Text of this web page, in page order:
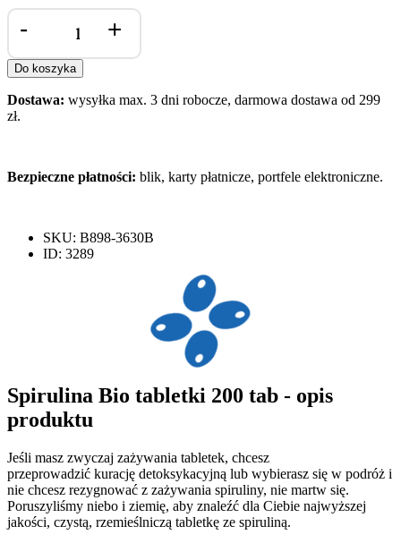
ilość
Spirulina
tabletki
200
tab
- +
Do koszyka
Dostawa: wysyłka max. 3 dni robocze, darmowa dostawa od 299
zł.
Bezpieczne płatności: blik, karty płatnicze, portfele elektroniczne.
SKU: B898-3630B
ID: 3289
Spirulina Bio tabletki 200 tab - opis
produktu
Jeśli masz zwyczaj zażywania tabletek, chcesz
przeprowadzić kurację detoksykacyjną lub wybierasz się w podróż i
nie chcesz rezygnować z zażywania spiruliny, nie martw się.
Poruszyliśmy niebo i ziemię, aby znaleźć dla Ciebie najwyższej
jakości, czystą, rzemieślniczą tabletkę ze spiruliną.